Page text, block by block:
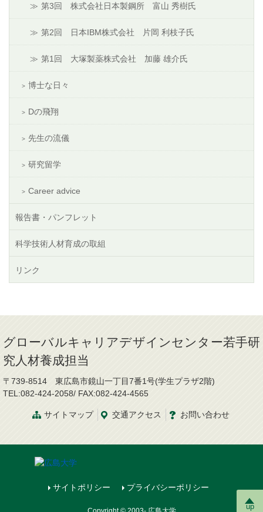
第3回 株式会社日本製鋼所 富山 秀樹氏
第2回 日本IBM株式会社 片岡 利枝子氏
第1回 大塚製薬株式会社 加藤 雄介氏
博士な日々
Dの飛翔
先生の流儀
研究留学
Career advice
報告書・パンフレット
科学技術人材育成の取組
リンク
up
グローバルキャリアデザインセンター若手研
究人材養成担当
〒739-8514 東広島市鏡山一丁目7番1号(学生プラザ2階)
TEL:082-424-2058/ FAX:082-424-4565
サイトマップ 交通アクセス お問い合わせ
サイトポリシー プライバシーポリシー